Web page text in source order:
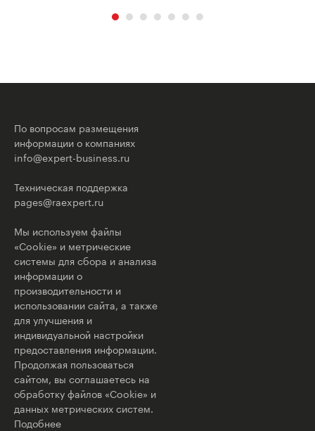
По вопросам размещения
информации о компаниях
info@expert-business.ru
Техническая поддержка
pages@raexpert.ru
Мы используем файлы
«Cookie» и метрические
системы для сбора и анализа
информации о
производительности и
использовании сайта, а также
для улучшения и
индивидуальной настройки
предоставления информации.
Продолжая пользоваться
сайтом, вы соглашаетесь на
обработку файлов «Cookie» и
данных метрических систем.
Подобнее